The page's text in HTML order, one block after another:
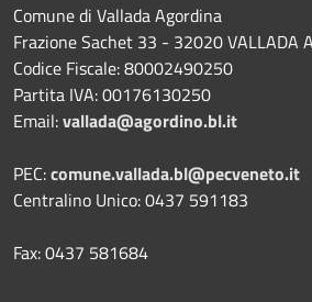
Comune di Vallada Agordina
Frazione Sachet 33 - 32020 VALLADA
Codice Fiscale: 80002490250
Partita IVA: 00176130250
Email:vallada@agordino.bl.it
PEC:comune.vallada.bl@pecveneto.it
Centralino Unico: 0437 591183
Fax: 0437 581684